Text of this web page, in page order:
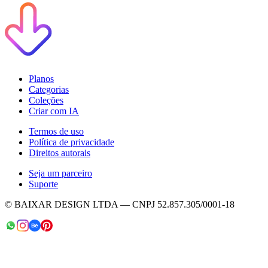
Planos
Categorias
Coleções
Criar com IA
Termos de uso
Política de privacidade
Direitos autorais
Seja um parceiro
Suporte
© BAIXAR DESIGN LTDA — CNPJ 52.857.305/0001-18